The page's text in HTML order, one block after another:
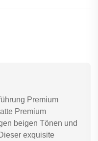
Premium
Premium
beigen Tönen und
exquisite